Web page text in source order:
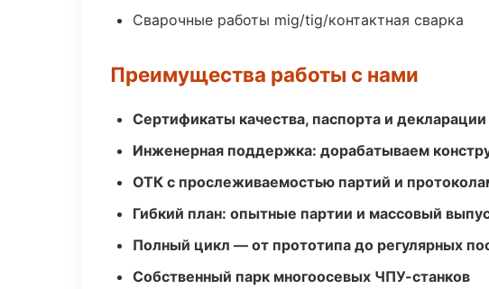
Сварочные работы mig/tig/контактная сварка
Преимущества работы с нами
Сертификаты качества, паспорта и декларации
Инженерная поддержка: дорабатываем
ОТК с прослеживаемостью партий и
Гибкий план: опытные партии и массовый
Полный цикл — от прототипа до регулярных
Собственный парк многоосевых ЧПУ-станков